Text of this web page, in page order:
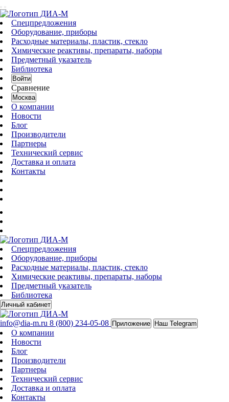
Спецпредложения
Оборудование, приборы
Расходные материалы, пластик, стекло
Химические реактивы, препараты, наборы
Предметный указатель
Библиотека
Войти
Сравнение
Москва
О компании
Новости
Блог
Производители
Партнеры
Технический сервис
Доставка и оплата
Контакты
Спецпредложения
Оборудование, приборы
Расходные материалы, пластик, стекло
Химические реактивы, препараты, наборы
Предметный указатель
Библиотека
Личный кабинет
info@dia-m.ru 8 (800) 234-05-08 Приложение Наш Telegram
О компании
Новости
Блог
Производители
Партнеры
Технический сервис
Доставка и оплата
Контакты